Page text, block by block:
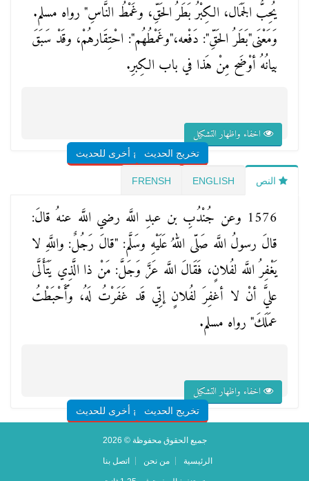
يُحِبُّ الجَمَال، الكِبْرُ بَطَرُ الحَقِّ، وغَمْطُ النَّاسِ" رواه مسلم.
وَمَعْنَى"بَطَرُ الحَقِّ": دَفْعه،"وغَمْطُهُم": احْتِقَارهُمْ، وقَدْ سَبَقَ
بيانُهُ أوْضَح مِنْ هَذا في باب الكِبرِ.
اخفاء واظهار التشكيل
تخريج الحديثشروح أخرى للحديث
النص ENGLISH
FRENSH
1576 وعن جُنْدُبِ بن عبدِ اللَّه رضي اللَّه عنهُ قالَ:
قالَ رسولُ اللَّه صَلّى اللهُ عَلَيْهِ وسَلَّم: "قالَ رَجُلٌ: واللَّهِ لا
يَغْفِرُ اللَّه لفُلانٍ، فَقَالَ اللَّه عَزَّ وَجَلَّ: مَنْ ذا الَّذِي يَتَأَلَّى
عليَّ أنْ لا أغفِرَ لفُلانٍ إنِّي قَد غَفَرْتُ لَهُ، وًَأَحْبَطْتُ
عمَلَكَ" رواه مسلم.
اخفاء واظهار التشكيل
تخريج الحديثشروح أخرى للحديث
جميع الحقوق محفوظة © 2026
الرئيسية من نحن اتصل بنا